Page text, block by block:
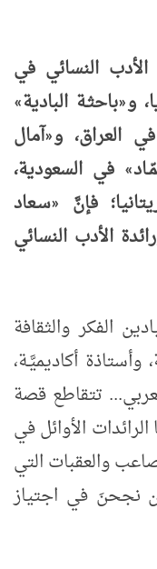
الأدب النسائي في
و«باحثـة البادية»
في العراق، و«آمال
»
في السعودية،
فإنَّ «سـعاد
الأدب النسائي
الفكر والثقافة
أكاديميَّـة،
تتقاطع قصة
الأوائل في
والعقبات التي
نجحنَ في اجتياز